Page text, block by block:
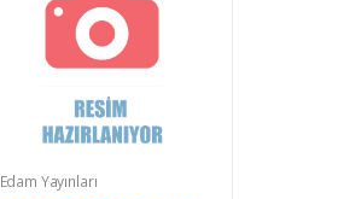
Edam Yayınları